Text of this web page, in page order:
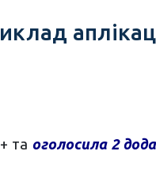
та оголосила 2